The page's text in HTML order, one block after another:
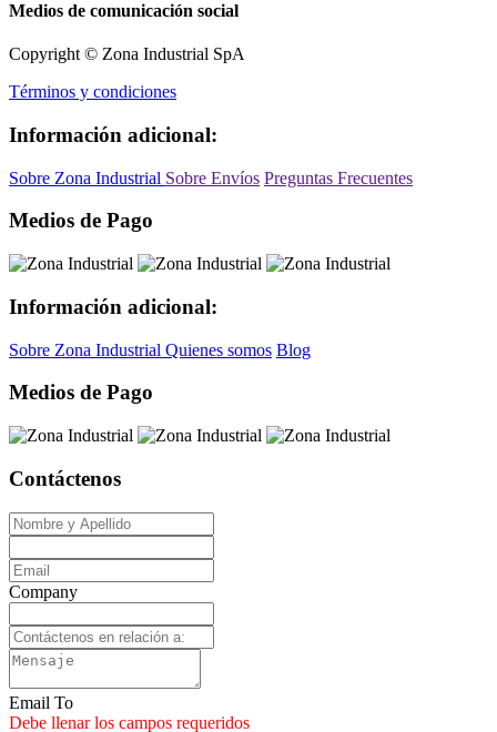
Medios de comunicación social
Copyright © Zona Industrial SpA
Términos y condiciones
Información adicional:
Sobre Zona Industrial Sobre Envíos Preguntas Frecuentes
Medios de Pago
Información adicional:
Sobre Zona Industrial Quienes somos Blog
Medios de Pago
Contáctenos
Company
Email To
Debe llenar los campos requeridos